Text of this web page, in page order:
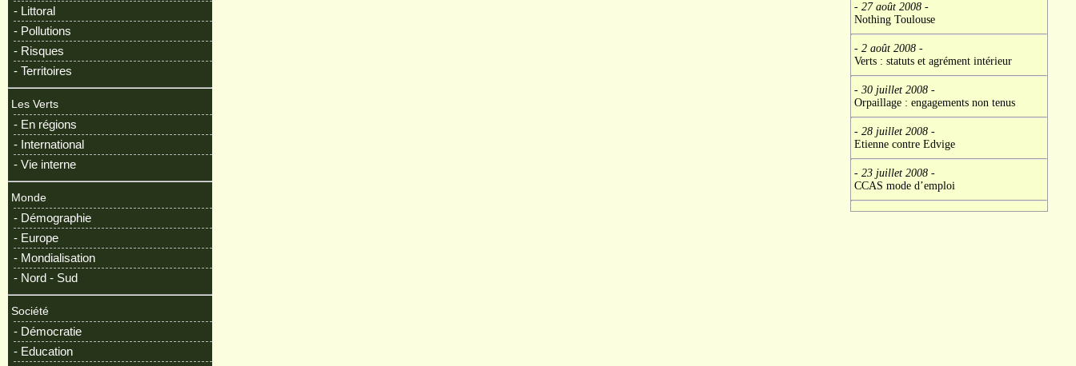
- Littoral
- Pollutions
- Risques
- Territoires
Les Verts
- En régions
- International
- Vie interne
Monde
- Démographie
- Europe
- Mondialisation
- Nord - Sud
Société
- Démocratie
- Education
- 27 août 2008-
Nothing Toulouse
- 2 août 2008-
Verts : statuts et agrément intérieur
- 30 juillet 2008-
Orpaillage : engagements non tenus
- 28 juillet 2008-
Etienne contre Edvige
- 23 juillet 2008-
CCAS mode d’emploi